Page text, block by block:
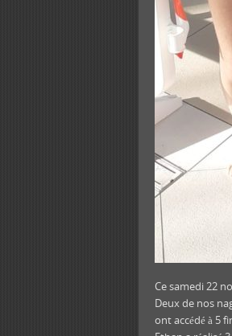
Ce samedi 22
Deux de nos
ont accédé à 5